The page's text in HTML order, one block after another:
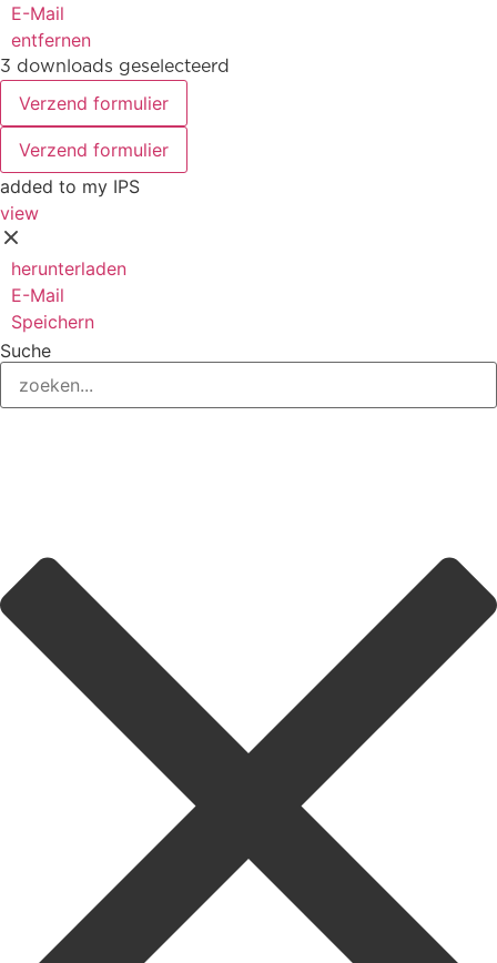
E-Mail
entfernen
3 downloads geselecteerd
Verzend formulier
Verzend formulier
added to my IPS
view
herunterladen
E-Mail
Speichern
Suche